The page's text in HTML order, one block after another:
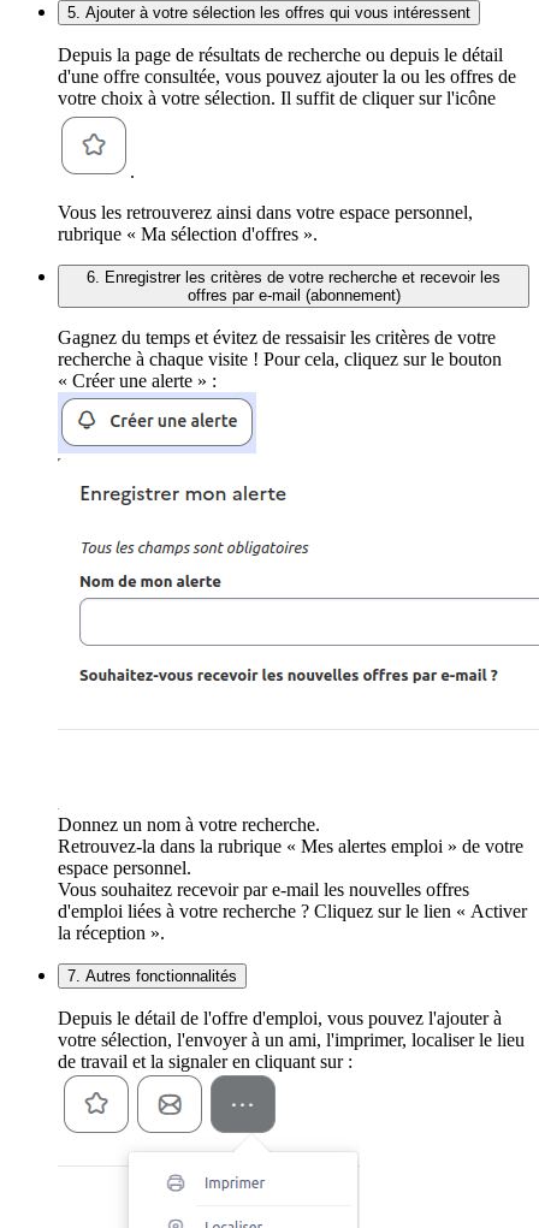
5. Ajouter à votre sélection les offres qui vous intéressent
Depuis la page de résultats de recherche ou depuis le détail
d'une offre consultée, vous pouvez ajouter la ou les offres de
votre choix à votre sélection. Il suffit de cliquer sur l'icône
.
Vous les retrouverez ainsi dans votre espace personnel,
rubrique « Ma sélection d'offres ».
6. Enregistrer les critères de votre recherche et recevoir les
offres par e-mail (abonnement)
Gagnez du temps et évitez de ressaisir les critères de votre
recherche à chaque visite ! Pour cela, cliquez sur le bouton
« Créer une alerte » :
Donnez un nom à votre recherche.
Retrouvez-la dans la rubrique « Mes alertes emploi » de votre
espace personnel.
Vous souhaitez recevoir par e-mail les nouvelles offres
d'emploi liées à votre recherche ? Cliquez sur le lien « Activer
la réception ».
7. Autres fonctionnalités
Depuis le détail de l'offre d'emploi, vous pouvez l'ajouter à
votre sélection, l'envoyer à un ami, l'imprimer, localiser le lieu
de travail et la signaler en cliquant sur :